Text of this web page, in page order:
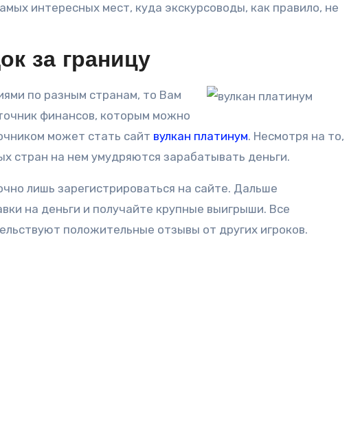
интересных мест, куда экскурсоводы, как правило, не
за границу
по разным странам, то Вам
финансов, которым можно
может стать сайт вулкан платинум. Несмотря на то,
стран на нем умудряются зарабатывать деньги.
лишь зарегистрироваться на сайте. Дальше
на деньги и получайте крупные выигрыши. Все
положительные отзывы от других игроков.